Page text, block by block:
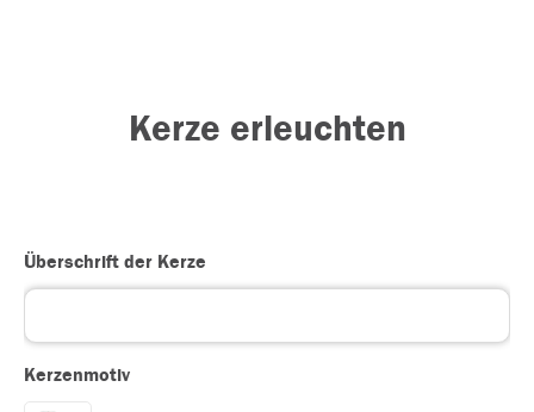
Kerze erleuchten
Überschrift der Kerze
Kerzenmotiv